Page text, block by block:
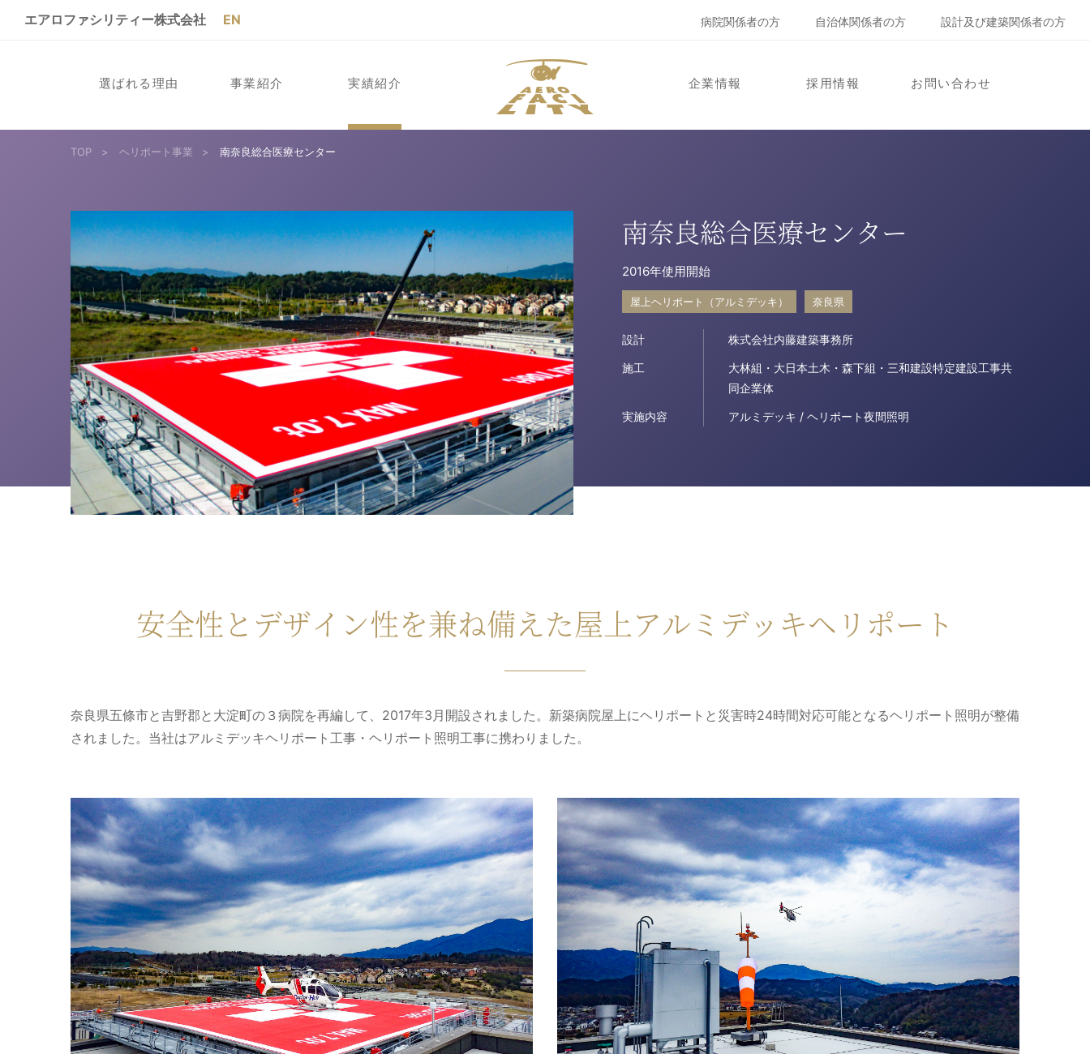
エアロファシリティー株式会社 EN 病院関係者の方 自治体関係者の方 設計及び建築関係者の方
選ばれる理由 事業紹介 実績紹介 企業情報 採用情報 お問い合わせ
TOP > ヘリポート事業 > 南奈良総合医療センター
南奈良総合医療センター
2016年使用開始
屋上ヘリポート（アルミデッキ） 奈良県
設計 株式会社内藤建築事務所
施工
大林組・大日本土木・森下組・三和建設特定建設工事共
同企業体
実施内容 アルミデッキ / ヘリポート夜間照明
安全性とデザイン性を兼ね備えた屋上アルミデッキヘリポート
奈良県五條市と吉野郡と大淀町の３病院を再編して、2017年3月開設されました。新築病院屋上にヘリポートと災害時24時間対応可能となるヘリポート照明が整備
されました。当社はアルミデッキヘリポート工事・ヘリポート照明工事に携わりました。